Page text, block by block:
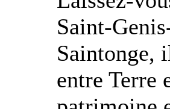
Saint-
Saintonge,
entre Terre